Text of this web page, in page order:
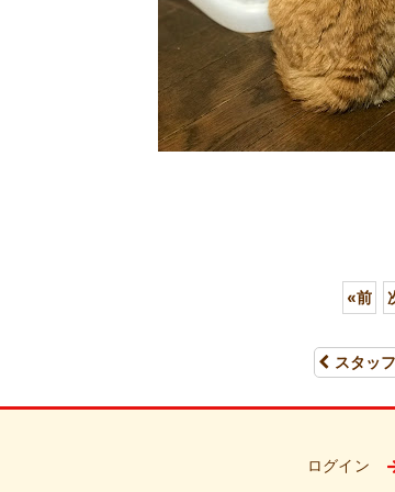
«前
スタッ
ログイン